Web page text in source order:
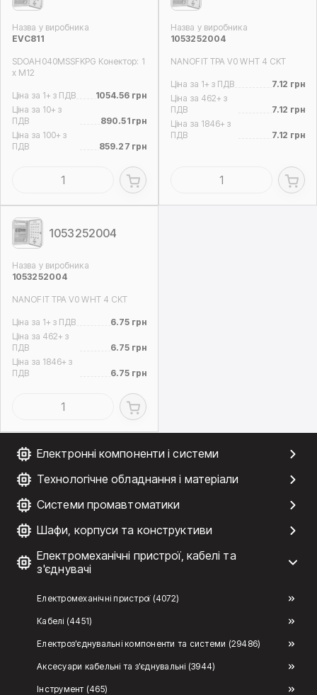
Електронні компоненти і системи
Технологічне обладнання і матеріали
Системи промавтоматики
Шафи, корпуси та конструктиви
Електромеханічні пристрої, кабелі та
з'єднувачі
Електромеханічні пристрої (4072)
Кабелі (4451)
Електроз'єднувальні компоненти та системи (29486)
Аксесуари кабельні та з'єднувальні (3944)
Інструмент (465)
Назва у виробника
EVC811
SDOAH040MSSFKPG Конектор: 1
x M12
Ціна за 1+ з ПДВ
1054.56 грн
Ціна за 10+ з
ПДВ
890.51 грн
Ціна за 100+ з
ПДВ
859.27 грн
Назва у виробника
1053252004
NANOFIT TPA V0 WHT 4 CKT
Ціна за 1+ з ПДВ
7.12 грн
Ціна за 462+ з
ПДВ
7.12 грн
Ціна за 1846+ з
ПДВ
7.12 грн
1053252004
Назва у виробника
1053252004
NANOFIT TPA V0 WHT 4 CKT
Ціна за 1+ з ПДВ
6.75 грн
Ціна за 462+ з
ПДВ
6.75 грн
Ціна за 1846+ з
ПДВ
6.75 грн